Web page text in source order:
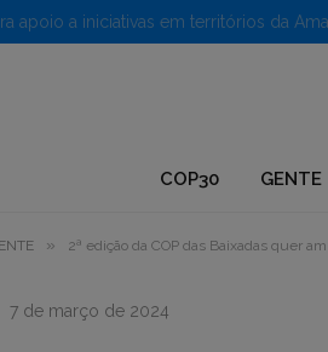
COP30 GENTE
» 2ª edição da COP das Baixadas quer
7 de março de 2024